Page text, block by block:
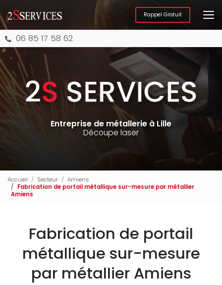
au
contenu
principal06 85 17 58 62
Rappel Gratuit
Entreprise de métallerie à Lille
Découpe laser
Accueil Secteur
Amiens
Fabrication de portail métallique sur-mesure par métallier
Amiens
Fabrication de portail
métallique sur-mesure
par métallier Amiens